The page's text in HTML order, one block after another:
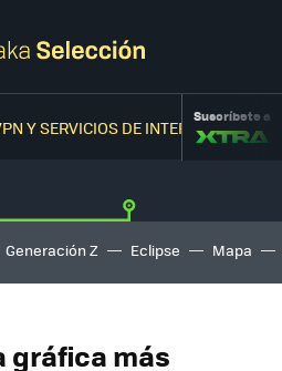
Y SERVICIOS DE INTERNETSuscríbete a
Generación Z Eclipse Mapa
gráfica más